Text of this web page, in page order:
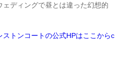
ディングで昼とは違った幻想的
トンコートの公式HPはここからc